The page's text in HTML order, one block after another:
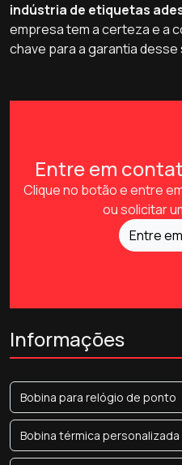
indústria de etiquetas
empresa tem a certeza e a
chave para a garantia
Entre em
Clique no botão e entre
ou solicitar
Entre
Informações
Bobina para relógio de ponto
Bobina térmica personalizada